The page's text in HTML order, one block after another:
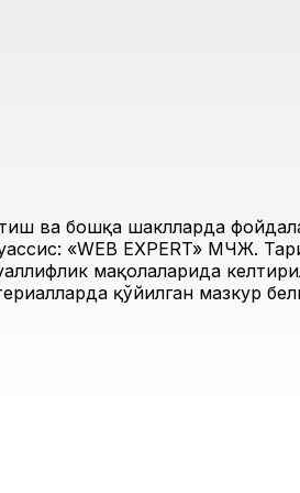
ва бошқа шаклларда
«WEB EXPERT» МЧЖ.
мақолаларида
қўйилган мазкур